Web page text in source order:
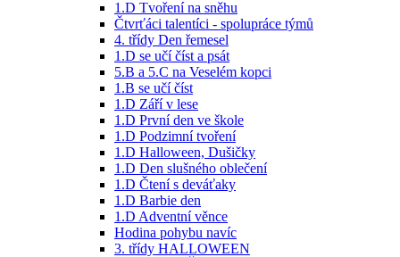
1.D Tvoření na sněhu
Čtvrťáci talentíci - spolupráce týmů
4. třídy Den řemesel
1.D se učí číst a psát
5.B a 5.C na Veselém kopci
1.B se učí číst
1.D Září v lese
1.D První den ve škole
1.D Podzimní tvoření
1.D Halloween, Dušičky
1.D Den slušného oblečení
1.D Čtení s deváťaky
1.D Barbie den
1.D Adventní věnce
Hodina pohybu navíc
3. třídy HALLOWEEN